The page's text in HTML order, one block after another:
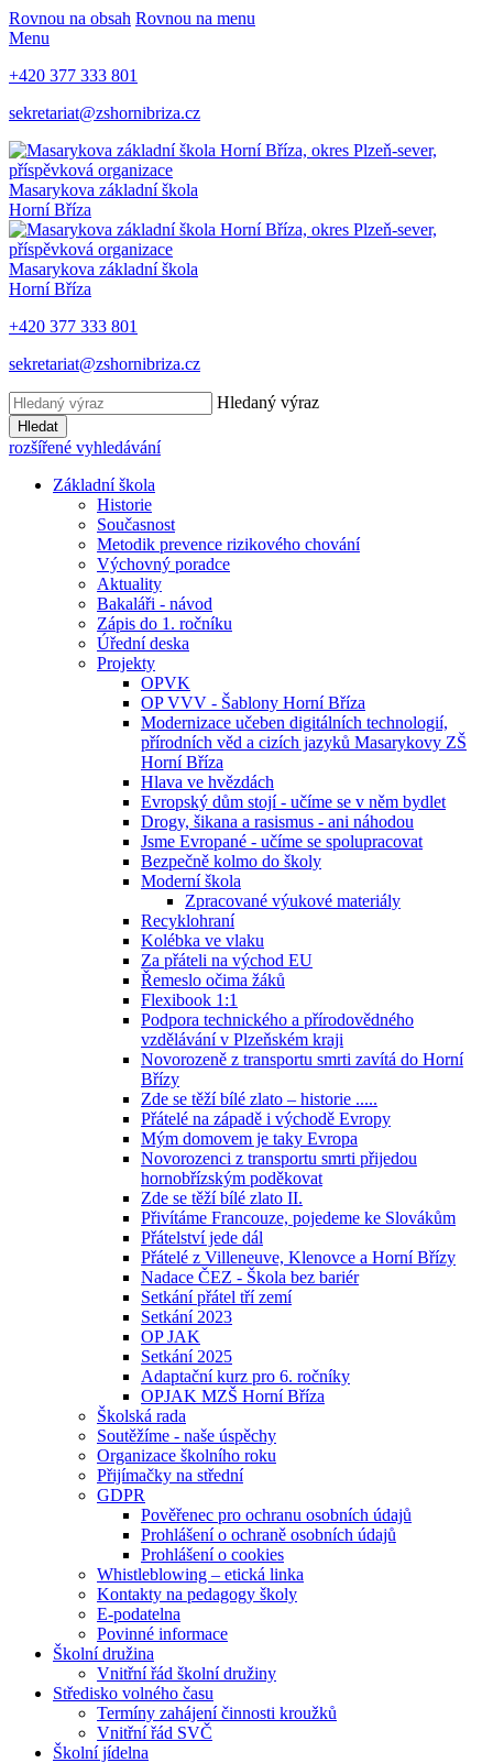
Rovnou na obsah Rovnou na menu
Menu
+420 377 333 801
sekretariat@zshornibriza.cz
Masarykova základní škola
Horní Bříza
Masarykova základní škola
Horní Bříza
+420 377 333 801
sekretariat@zshornibriza.cz
Hledaný výraz
Hledat
rozšířené vyhledávání
Základní škola
Historie
Současnost
Metodik prevence rizikového chování
Výchovný poradce
Aktuality
Bakaláři - návod
Zápis do 1. ročníku
Úřední deska
Projekty
OPVK
OP VVV - Šablony Horní Bříza
Modernizace učeben digitálních technologií,
přírodních věd a cizích jazyků Masarykovy ZŠ
Horní Bříza
Hlava ve hvězdách
Evropský dům stojí - učíme se v něm bydlet
Drogy, šikana a rasismus - ani náhodou
Jsme Evropané - učíme se spolupracovat
Bezpečně kolmo do školy
Moderní škola
Zpracované výukové materiály
Recyklohraní
Kolébka ve vlaku
Za přáteli na východ EU
Řemeslo očima žáků
Flexibook 1:1
Podpora technického a přírodovědného
vzdělávání v Plzeňském kraji
Novorozeně z transportu smrti zavítá do Horní
Břízy
Zde se těží bílé zlato – historie .....
Přátelé na západě i východě Evropy
Mým domovem je taky Evropa
Novorozenci z transportu smrti přijedou
hornobřízským poděkovat
Zde se těží bílé zlato II.
Přivítáme Francouze, pojedeme ke Slovákům
Přátelství jede dál
Přátelé z Villeneuve, Klenovce a Horní Břízy
Nadace ČEZ - Škola bez bariér
Setkání přátel tří zemí
Setkání 2023
OP JAK
Setkání 2025
Adaptační kurz pro 6. ročníky
OPJAK MZŠ Horní Bříza
Školská rada
Soutěžíme - naše úspěchy
Organizace školního roku
Přijímačky na střední
GDPR
Pověřenec pro ochranu osobních údajů
Prohlášení o ochraně osobních údajů
Prohlášení o cookies
Whistleblowing – etická linka
Kontakty na pedagogy školy
E-podatelna
Povinné informace
Školní družina
Vnitřní řád školní družiny
Středisko volného času
Termíny zahájení činnosti kroužků
Vnitřní řád SVČ
Školní jídelna